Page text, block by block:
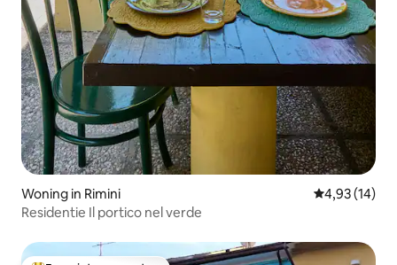
Woning in Rimini Gemiddelde
4,93 (14)
Residentie Il portico nel verde